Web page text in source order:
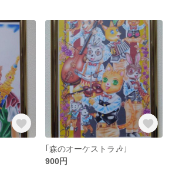
｢森のオーケストラ🎶｣
900円